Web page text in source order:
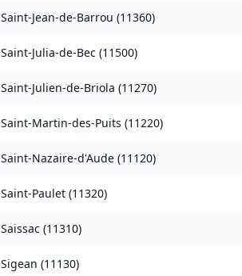
Saint-Jean-de-Barrou (11360)
Saint-Julia-de-Bec (11500)
Saint-Julien-de-Briola (11270)
Saint-Martin-des-Puits (11220)
Saint-Nazaire-d'Aude (11120)
Saint-Paulet (11320)
Saissac (11310)
Sigean (11130)